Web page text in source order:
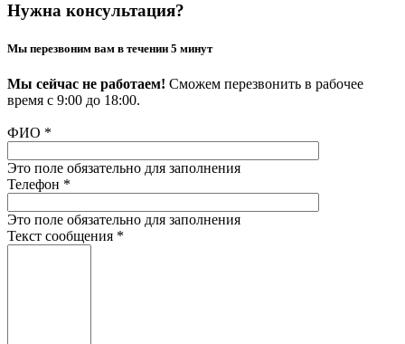
Нужна консультация?
Мы перезвоним вам в течении 5 минут
Мы сейчас не работаем! Сможем перезвонить в рабочее
время с 9:00 до 18:00.
ФИО *
Это поле обязательно для заполнения
Телефон *
Это поле обязательно для заполнения
Текст сообщения *